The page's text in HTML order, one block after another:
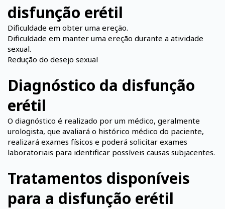
disfunção erétil
Dificuldade em obter uma ereção.
Dificuldade em manter uma ereção durante a atividade
sexual.
Redução do desejo sexual
Diagnóstico da disfunção
erétil
O diagnóstico é realizado por um médico, geralmente
urologista, que avaliará o histórico médico do paciente,
realizará exames físicos e poderá solicitar exames
laboratoriais para identificar possíveis causas subjacentes.
Tratamentos disponíveis
para a disfunção erétil